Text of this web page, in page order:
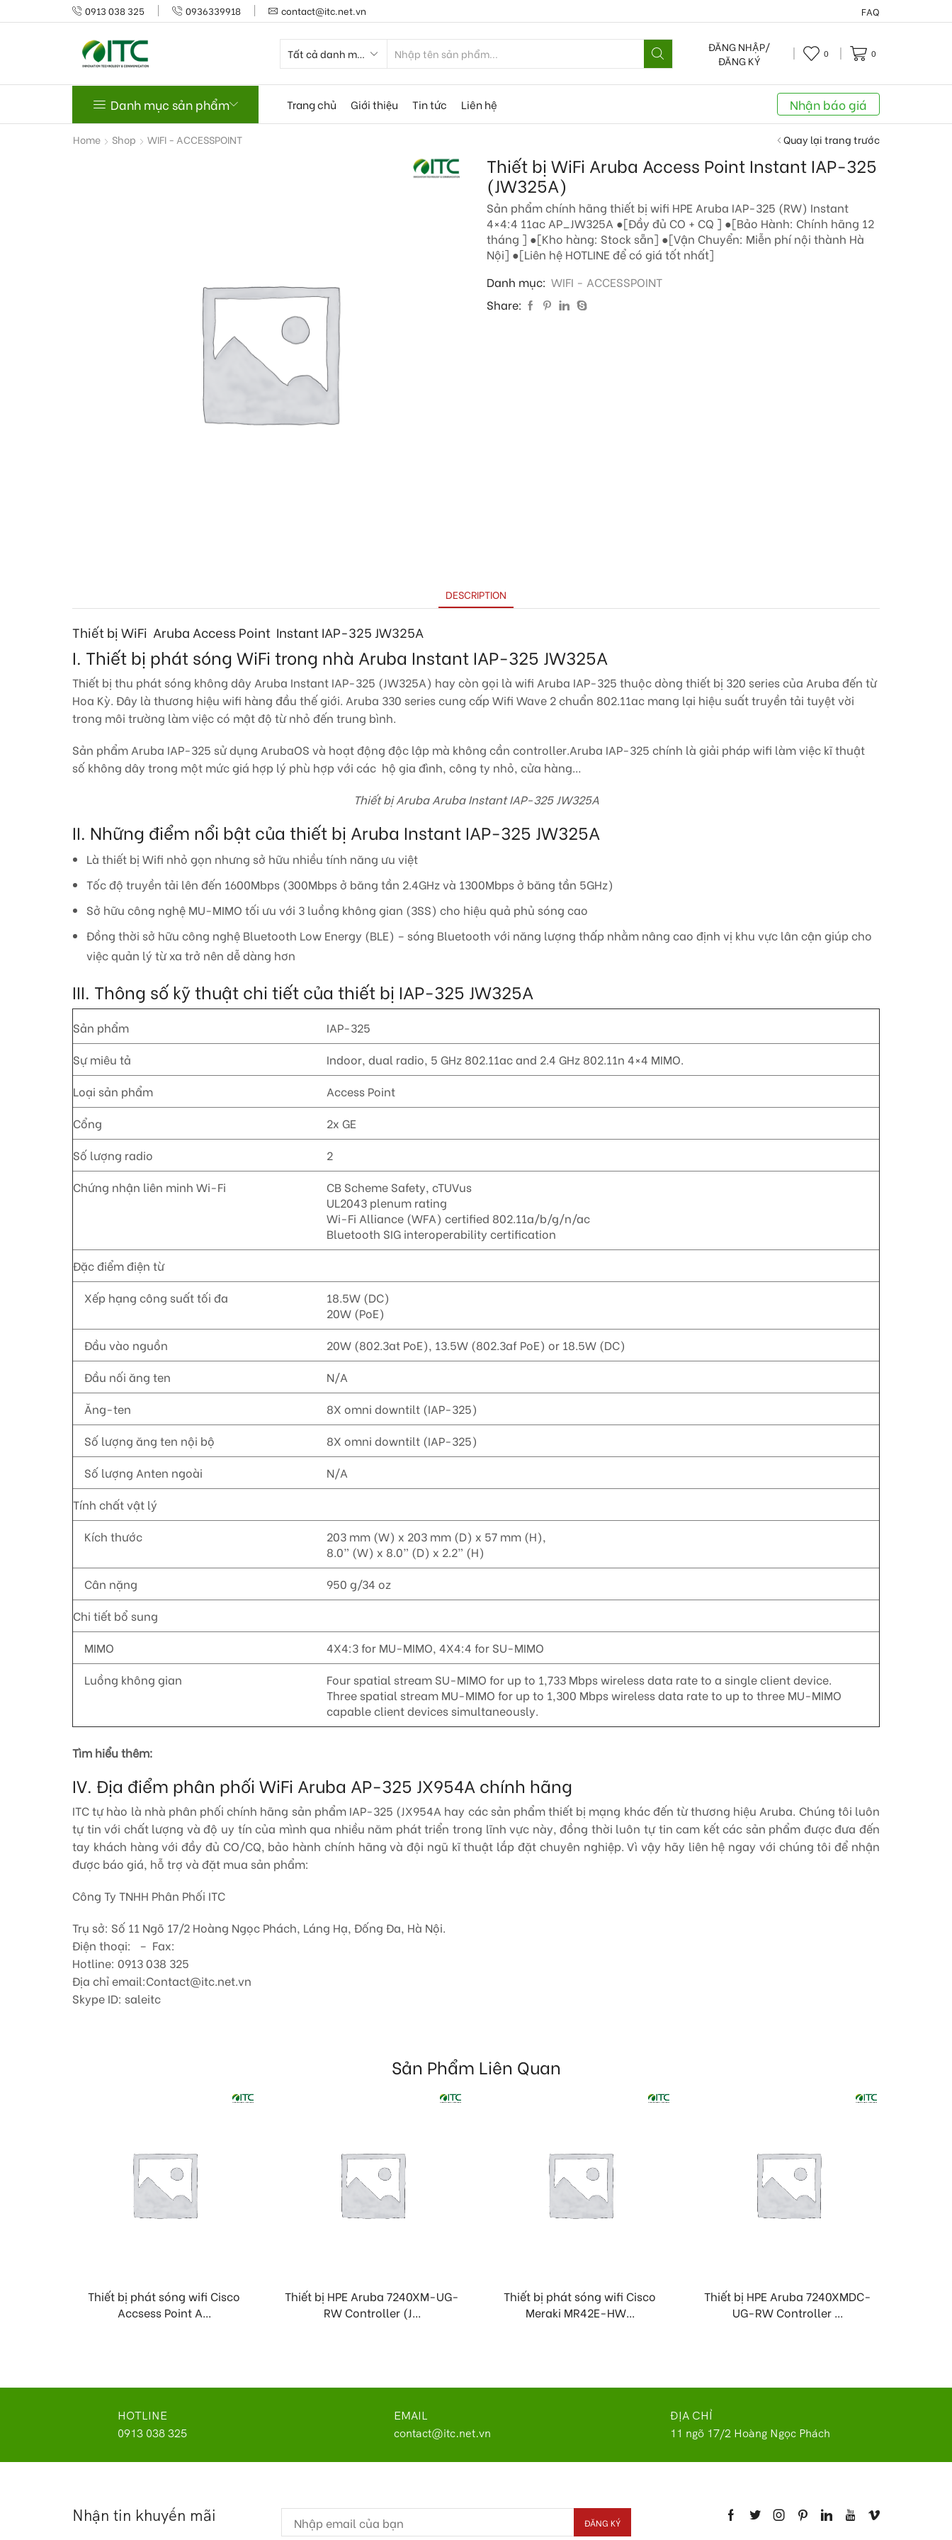
0913 038 325 0936339918 contact@itc.net.vn FAQ
ĐĂNG NHẬP/
ĐĂNG KÝ
0 0
Danh mục sản phẩm Trang chủ Giới thiệu Tin tức Liên hệ Nhận báo giá
Home Shop WIFI - ACCESSPOINT Quay lại trang trước
Thiết bị WiFi Aruba Access Point Instant IAP-325
(JW325A)
Sản phẩm chính hãng thiết bị wifi HPE Aruba IAP-325 (RW) Instant
4×4:4 11ac AP_JW325A ●[Đầy đủ CO + CQ ] ●[Bảo Hành: Chính hãng 12
tháng ] ●[Kho hàng: Stock sẵn] ●[Vận Chuyển: Miễn phí nội thành Hà
Nội] ●[Liên hệ HOTLINE để có giá tốt nhất]
Danh mục: WIFI - ACCESSPOINT
Share:
DESCRIPTION
Thiết bị WiFi Aruba Access Point Instant IAP-325 JW325A
I. Thiết bị phát sóng WiFi trong nhà Aruba Instant IAP-325 JW325A
Thiết bị thu phát sóng không dây Aruba Instant IAP-325 (JW325A) hay còn gọi là wifi Aruba IAP-325 thuộc dòng thiết bị 320 series của Aruba đến từ
Hoa Kỳ. Đây là thương hiệu wifi hàng đầu thế giới. Aruba 330 series cung cấp Wifi Wave 2 chuẩn 802.11ac mang lại hiệu suất truyền tải tuyệt vời
trong môi trường làm việc có mật độ từ nhỏ đến trung bình.
Sản phẩm Aruba IAP-325 sử dụng ArubaOS và hoạt động độc lập mà không cần controller.Aruba IAP-325 chính là giải pháp wifi làm việc kĩ thuật
số không dây trong một mức giá hợp lý phù hợp với các hộ gia đình, công ty nhỏ, cửa hàng…
Thiết bị Aruba Aruba Instant IAP-325 JW325A
II. Những điểm nổi bật của thiết bị Aruba Instant IAP-325 JW325A
Là thiết bị Wifi nhỏ gọn nhưng sở hữu nhiều tính năng ưu việt
Tốc độ truyền tải lên đến 1600Mbps (300Mbps ở băng tần 2.4GHz và 1300Mbps ở băng tần 5GHz)
Sở hữu công nghệ MU-MIMO tối ưu với 3 luồng không gian (3SS) cho hiệu quả phủ sóng cao
Đồng thời sở hữu công nghệ Bluetooth Low Energy (BLE) – sóng Bluetooth với năng lượng thấp nhằm nâng cao định vị khu vực lân cận giúp cho
việc quản lý từ xa trở nên dễ dàng hơn
III. Thông số kỹ thuật chi tiết của thiết bị IAP-325 JW325A
Sản phẩm
IAP-325
Sự miêu tả
Indoor, dual radio, 5 GHz 802.11ac and 2.4 GHz 802.11n 4×4 MIMO.
Loại sản phẩm
Access Point
Cổng
2x GE
Số lượng radio
2
Chứng nhận liên minh Wi-Fi
CB Scheme Safety, cTUVus
UL2043 plenum rating
Wi-Fi Alliance (WFA) certified 802.11a/b/g/n/ac
Bluetooth SIG interoperability certification
Đặc điểm điện từ
Xếp hạng công suất tối đa
18.5W (DC)
20W (PoE)
Đầu vào nguồn
20W (802.3at PoE), 13.5W (802.3af PoE) or 18.5W (DC)
Đầu nối ăng ten
N/A
Ăng-ten
8X omni downtilt (IAP-325)
Số lượng ăng ten nội bộ
8X omni downtilt (IAP-325)
Số lượng Anten ngoài
N/A
Tính chất vật lý
Kích thước
203 mm (W) x 203 mm (D) x 57 mm (H),
8.0” (W) x 8.0” (D) x 2.2” (H)
Cân nặng
950 g/34 oz
Chi tiết bổ sung
MIMO
4X4:3 for MU-MIMO, 4X4:4 for SU-MIMO
Luồng không gian
Four spatial stream SU-MIMO for up to 1,733 Mbps wireless data rate to a single client device.
Three spatial stream MU-MIMO for up to 1,300 Mbps wireless data rate to up to three MU-MIMO
capable client devices simultaneously.
Tìm hiểu thêm:
IV. Địa điểm phân phối WiFi Aruba AP-325 JX954A chính hãng
ITC tự hào là nhà phân phối chính hãng sản phẩm IAP-325 (JX954A hay các sản phẩm thiết bị mạng khác đến từ thương hiệu Aruba. Chúng tôi luôn
tự tin với chất lượng và độ uy tín của mình qua nhiều năm phát triển trong lĩnh vực này, đồng thời luôn tự tin cam kết các sản phẩm được đưa đến
tay khách hàng với đầy đủ CO/CQ, bảo hành chính hãng và đội ngũ kĩ thuật lắp đặt chuyên nghiệp. Vì vậy hãy liên hệ ngay với chúng tôi để nhận
được báo giá, hỗ trợ và đặt mua sản phẩm:
Công Ty TNHH Phân Phối ITC
Trụ sở: Số 11 Ngõ 17/2 Hoàng Ngọc Phách, Láng Hạ, Đống Đa, Hà Nội.
Điện thoại: – Fax:
Hotline: 0913 038 325
Địa chỉ email:Contact@itc.net.vn
Skype ID: saleitc
Sản Phẩm Liên Quan
Thiết bị phát sóng wifi Cisco
Accsess Point A...
Thiết bị HPE Aruba 7240XM-UG-
RW Controller (J...
Thiết bị phát sóng wifi Cisco
Meraki MR42E-HW...
Thiết bị HPE Aruba 7240XMDC-
UG-RW Controller ...
HOTLINE
0913 038 325
EMAIL
contact@itc.net.vn
ĐỊA CHỈ
11 ngõ 17/2 Hoàng Ngọc Phách
Nhận tin khuyến mãi